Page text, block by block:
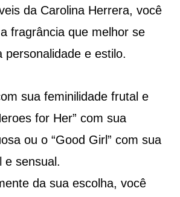
da Carolina Herrera, você
fragrância que melhor se
personalidade e estilo.
sua feminilidade frutal e
for Her” com sua
ou o “Good Girl” com sua
e sensual.
da sua escolha, você